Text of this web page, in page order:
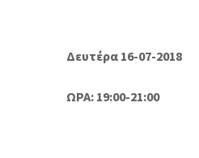
Δευτέρα 16-07-2018
ΩΡΑ: 19:00-21:00